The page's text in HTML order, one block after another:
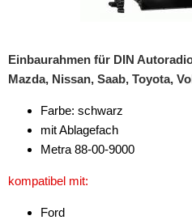
Antennenadapter
Antennensplitter
Einbaurahmen für DIN
Mazda, Nissan, Saab, Toyota,
Farbe: schwarz
mit Ablagefach
Metra 88-00-9000
kompatibel mit:
Ford